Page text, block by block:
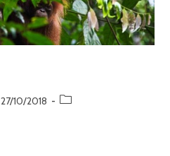
27/10/2018